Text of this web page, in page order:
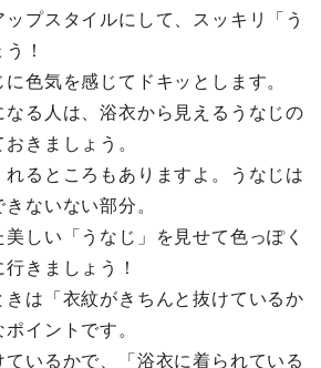
プスタイルにして、スッキリ「う
！
色気を感じてドキッとします。
る人は、浴衣から見えるうなじの
きましょう。
るところもありますよ。うなじは
ないない部分。
しい「うなじ」を見せて色っぽく
きましょう！
きは「衣紋がきちんと抜けているか
イントです。
いるかで、「浴衣に着られている